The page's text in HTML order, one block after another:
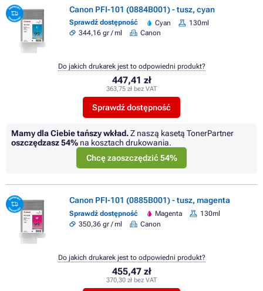
Canon PFI-101 (0884B001) - tusz, cyan
Sprawdź dostępność Cyan
130ml
344,16 gr / ml
Canon
447,41 zł
363,75 zł bez VAT
Sprawdź dostępność
Do jakich drukarek jest to odpowiedni produkt?
Mamy dla Ciebie tańszy wkład.Z naszą kasetą TonerPartner
oszczędzasz54% na kosztach drukowania.
Chcę zaoszczędzić 54%
Canon PFI-101 (0885B001) - tusz, magenta
Sprawdź dostępność Magenta
130ml
350,36 gr / ml
Canon
455,47 zł
370,30 zł bez VAT
Do jakich drukarek jest to odpowiedni produkt?